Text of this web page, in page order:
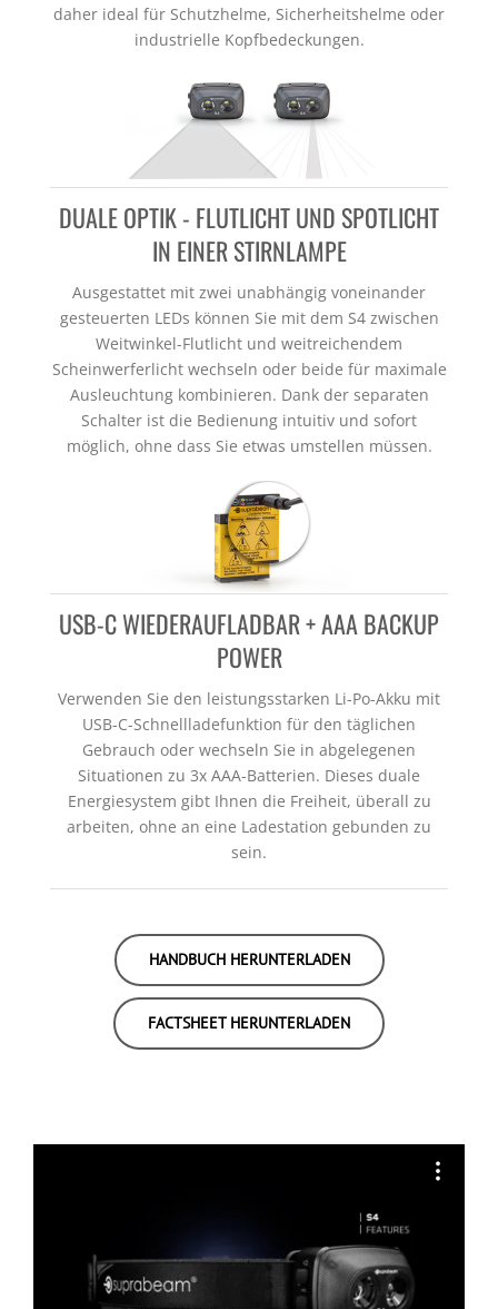
daher ideal für Schutzhelme, Sicherheitshelme oder
industrielle Kopfbedeckungen.
DUALE OPTIK - FLUTLICHT UND SPOTLICHT
IN EINER STIRNLAMPE
Ausgestattet mit zwei unabhängig voneinander
gesteuerten LEDs können Sie mit dem S4 zwischen
Weitwinkel-Flutlicht und weitreichendem
Scheinwerferlicht wechseln oder beide für maximale
Ausleuchtung kombinieren. Dank der separaten
Schalter ist die Bedienung intuitiv und sofort
möglich, ohne dass Sie etwas umstellen müssen.
USB-C WIEDERAUFLADBAR + AAA BACKUP
POWER
Verwenden Sie den leistungsstarken Li-Po-Akku mit
USB-C-Schnellladefunktion für den täglichen
Gebrauch oder wechseln Sie in abgelegenen
Situationen zu 3x AAA-Batterien. Dieses duale
Energiesystem gibt Ihnen die Freiheit, überall zu
arbeiten, ohne an eine Ladestation gebunden zu
sein.
HANDBUCH HERUNTERLADEN
FACTSHEET HERUNTERLADEN